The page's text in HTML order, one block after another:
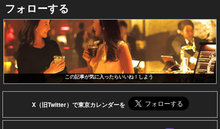
フォローする
この記事が気に入ったらいいね！しよう
X（旧Twitter）で東京カレンダーを